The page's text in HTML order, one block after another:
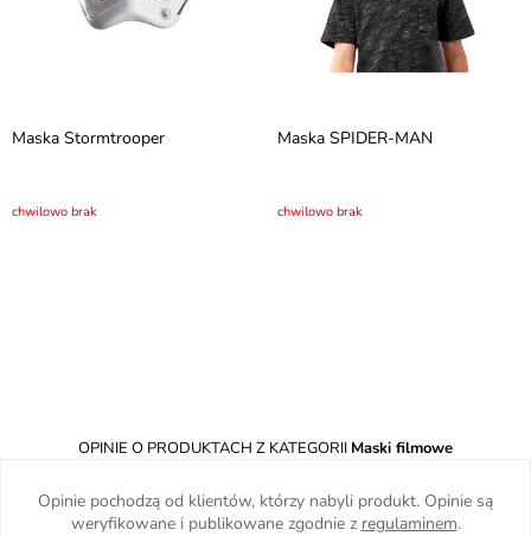
Maska Stormtrooper
chwilowo brak
Maska SPIDER-MAN
chwilowo brak
OPINIE O PRODUKTACH Z KATEGORII Maski filmowe
Opinie pochodzą od klientów, którzy nabyli produkt. Opinie są
weryfikowane i publikowane zgodnie z regulaminem.